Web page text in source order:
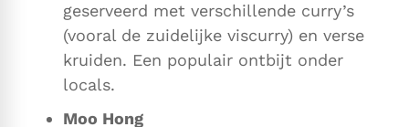
geserveerd met verschillende curry’s
(vooral de zuidelijke viscurry) en verse
kruiden. Een populair ontbijt onder
locals.
Moo Hong